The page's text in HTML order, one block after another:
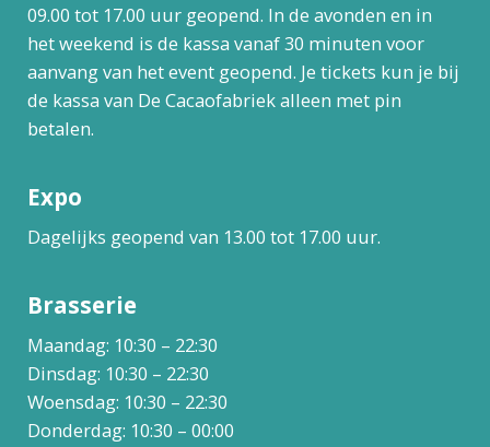
09.00 tot 17.00 uur geopend. In de avonden en in
het weekend is de kassa vanaf 30 minuten voor
aanvang van het event geopend. Je tickets kun je bij
de kassa van De Cacaofabriek alleen met pin
betalen.
Expo
Dagelijks geopend van 13.00 tot 17.00 uur.
Brasserie
Maandag: 10:30 – 22:30
Dinsdag: 10:30 – 22:30
Woensdag: 10:30 – 22:30
Donderdag: 10:30 – 00:00